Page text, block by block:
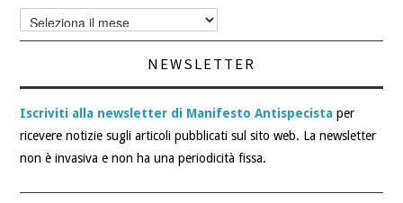
Archivi
articoli
NEWSLETTER
Iscriviti alla newsletter di Manifesto Antispecista per
ricevere notizie sugli articoli pubblicati sul sito web. La newsletter
non è invasiva e non ha una periodicità fissa.